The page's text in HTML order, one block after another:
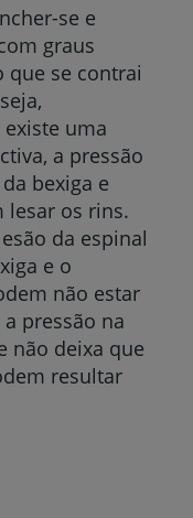
se e
graus
que se contrai
uma
a pressão
bexiga e
lesar os rins.
da espinal
e o
não estar
pressão na
não deixa que
resultar